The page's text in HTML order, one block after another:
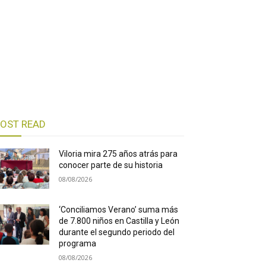
READ
Viloria mira 275 años atrás para
conocer parte de su historia
08/08/2026
‘Conciliamos Verano’ suma más
de 7.800 niños en Castilla y León
durante el segundo periodo del
programa
08/08/2026